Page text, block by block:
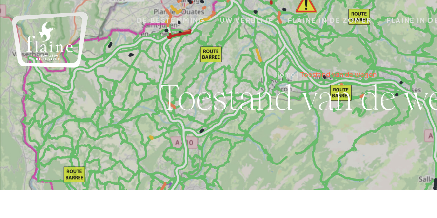
DE BESTEMMING UW VERBLIJF FLAINE IN DE ZOMER FLAINE IN
Home Toestand van de wegen
Toestand van de